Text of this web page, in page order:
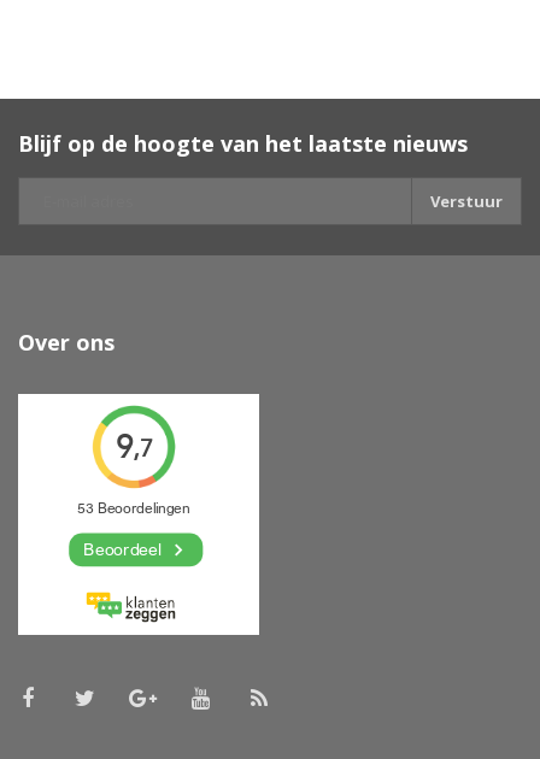
Blijf op de hoogte van het laatste nieuws
Verstuur
Over ons